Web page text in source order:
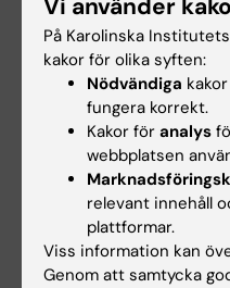
Stiftelsen Riksbankens
Om forskarteamet
Om
öppettider
Relaterade artiklar
På Karolinska
kakor för olika syften:
Nödvändiga
fungera korrekt.
Kakor för analys
webbplatsen
relevant innehåll
plattformar.
Viss information kan
Genom att samtycka